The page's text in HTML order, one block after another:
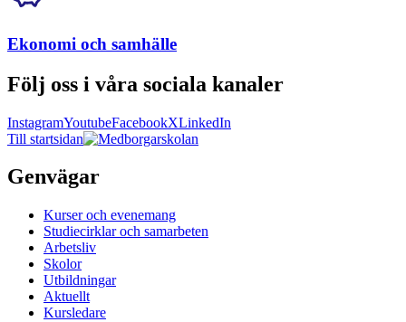
Ekonomi och samhälle
Följ oss i våra sociala kanaler
InstagramYoutubeFacebookXLinkedIn
Till startsidan
Genvägar
Kurser och evenemang
Studiecirklar och samarbeten
Arbetsliv
Skolor
Utbildningar
Aktuellt
Kursledare